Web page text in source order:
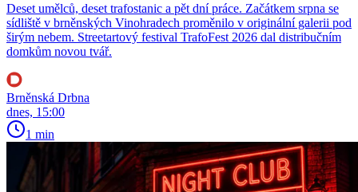
Deset umělců, deset trafostanic a pět dní práce. Začátkem srpna se
sídliště v brněnských Vinohradech proměnilo v originální galerii pod
širým nebem. Streetartový festival TrafoFest 2026 dal distribučním
domkům novou tvář.
Brněnská Drbna
dnes, 15:00
1 min